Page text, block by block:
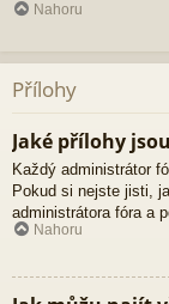
Nahoru
Přílohy
Jaké přílohy
Každý administrátor
Pokud si nejste jisti,
administrátora fóra a
Nahoru